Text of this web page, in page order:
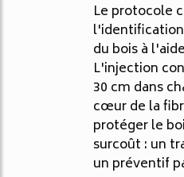
Le protocole
du bois à
L'injection
30 cm dans
cœur de la
protéger le
surcoût : un
un préventif